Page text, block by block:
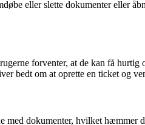
eller slette dokumenter eller
forventer, at de kan få hurtig
bedt om at oprette en ticket og
med dokumenter, hvilket hæmmer